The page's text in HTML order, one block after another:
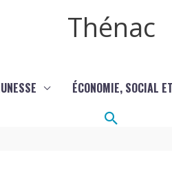
Thénac
ÉCONOMIE, SOCIAL